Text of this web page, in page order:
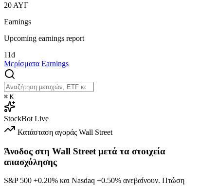
20 ΑΥΓ
Earnings
Upcoming earnings report
11d
Μερίσματα Earnings
⌘ K
StockBot Live
Κατάσταση αγοράς Wall Street
Άνοδος στη Wall Street μετά τα στοιχεία
απασχόλησης
S&P 500 +0.20% και Nasdaq +0.50% ανεβαίνουν. Πτώση